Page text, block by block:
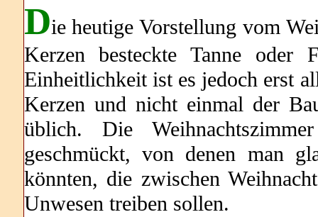
Die heutige Vorstellung vom
Kerzen besteckte Tanne oder
Einheitlichkeit ist es jedoch erst
Kerzen und nicht einmal der
üblich. Die
geschmückt, von denen man
könnten, die zwischen
Unwesen treiben sollen.